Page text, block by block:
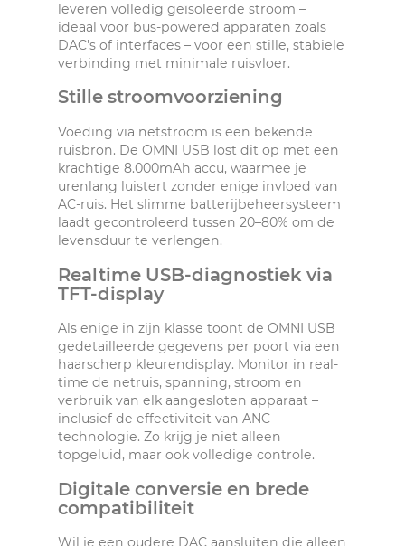
leveren volledig geïsoleerde stroom –
ideaal voor bus-powered apparaten zoals
DAC's of interfaces – voor een stille, stabiele
verbinding met minimale ruisvloer.
Stille stroomvoorziening
Voeding via netstroom is een bekende
ruisbron. De OMNI USB lost dit op met een
krachtige 8.000mAh accu, waarmee je
urenlang luistert zonder enige invloed van
AC-ruis. Het slimme batterijbeheersysteem
laadt gecontroleerd tussen 20–80% om de
levensduur te verlengen.
Realtime USB-diagnostiek via
TFT-display
Als enige in zijn klasse toont de OMNI USB
gedetailleerde gegevens per poort via een
haarscherp kleurendisplay. Monitor in real-
time de netruis, spanning, stroom en
verbruik van elk aangesloten apparaat –
inclusief de effectiviteit van ANC-
technologie. Zo krijg je niet alleen
topgeluid, maar ook volledige controle.
Digitale conversie en brede
compatibiliteit
Wil je een oudere DAC aansluiten die alleen